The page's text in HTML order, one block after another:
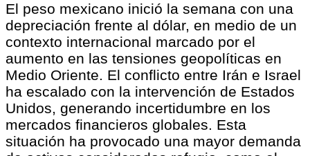
El peso mexicano inició la semana con una
depreciación frente al dólar, en medio de un
contexto internacional marcado por el
aumento en las tensiones geopolíticas en
Medio Oriente. El conflicto entre Irán e Israel
ha escalado con la intervención de Estados
Unidos, generando incertidumbre en los
mercados financieros globales. Esta
situación ha provocado una mayor demanda